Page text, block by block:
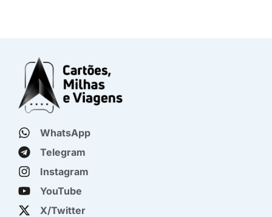
WhatsApp
Telegram
Instagram
YouTube
X/Twitter